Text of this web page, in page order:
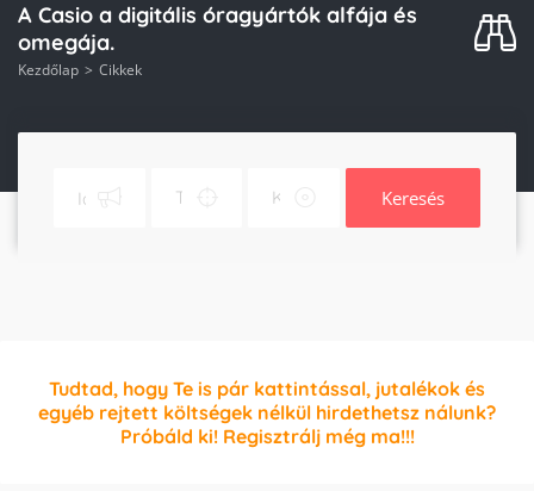
A Casio a digitális óragyártók alfája és
omegája.
Kezdőlap Cikkek
Keresés
Tudtad, hogy Te is pár kattintással, jutalékok és
egyéb rejtett költségek nélkül hirdethetsz nálunk?
Próbáld ki! Regisztrálj még ma!!!